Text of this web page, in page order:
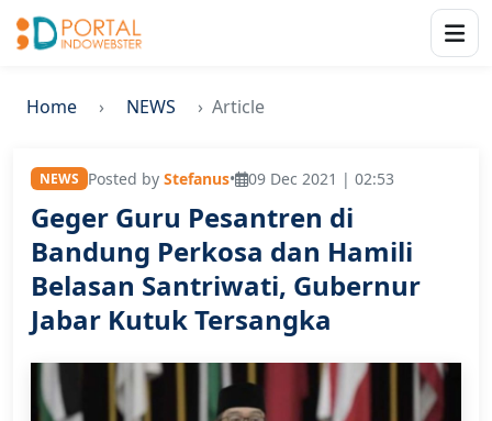
Home NEWS Article
NEWS Posted by Stefanus• 09 Dec 2021 | 02:53
Geger Guru Pesantren di
Bandung Perkosa dan Hamili
Belasan Santriwati, Gubernur
Jabar Kutuk Tersangka